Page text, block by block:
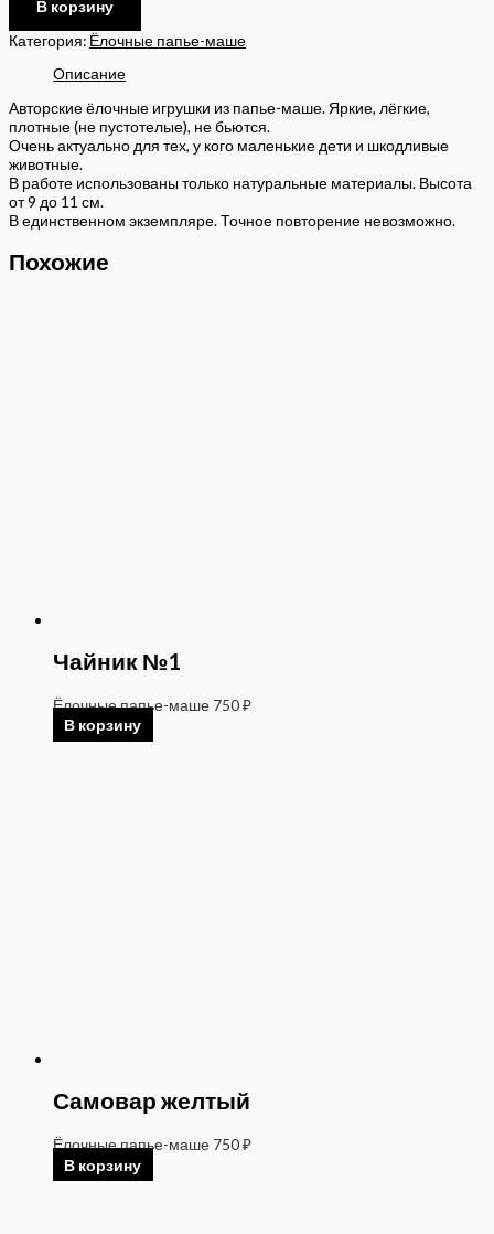
В корзину
Категория: Ёлочные папье-маше
Описание
Авторские ёлочные игрушки из папье-маше. Яркие, лёгкие,
плотные (не пустотелые), не бьются.
Очень актуально для тех, у кого маленькие дети и шкодливые
животные.
В работе использованы только натуральные материалы. Высота
от 9 до 11 см.
В единственном экземпляре. Точное повторение невозможно.
Похожие
Чайник №1
Ёлочные папье-маше 750₽
В корзину
Самовар желтый
Ёлочные папье-маше 750₽
В корзину